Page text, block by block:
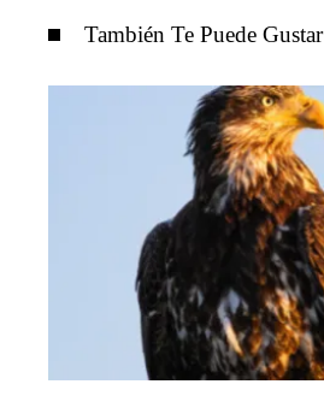
También Te Puede Gustar